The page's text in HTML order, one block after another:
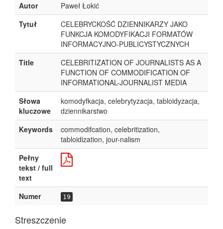
Autor
Paweł Łokić
Tytuł
CELEBRYCKOŚĆ DZIENNIKARZY JAKO
FUNKCJA KOMODYFIKACJI FORMATÓW
INFORMACYJNO-PUBLICYSTYCZNYCH
Title
CELEBRITIZATION OF JOURNALISTS AS A
FUNCTION OF COMMODIFICATION OF
INFORMATIONAL-JOURNALIST MEDIA
Słowa
kluczowe
komodyfkacja, celebrytyzacja, tabloidyzacja,
dziennikarstwo
Keywords
commodifcation, celebritization,
tabloidization, jour-nalism
Pełny
tekst / full
text
Numer
19
Streszczenie